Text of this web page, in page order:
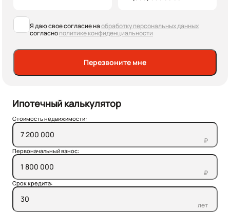
Я даю свое согласие наобработку персональных данных
согласнополитике конфиденциальности
Перезвоните мне
Ипотечный калькулятор
Стоимость недвижимости:
₽
Первоначальный взнос:
₽
Срок кредита:
лет